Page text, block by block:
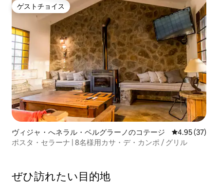
ゲストチョイス
ゲストチョイス
ヴィジャ・へネラル・ベルグラーノのコテージ レビュー37
4.95 (37)
ポスタ・セラーナ | 8名様用カサ・デ・カンポ / グリル
ぜひ訪⁠れ⁠た⁠い目⁠的⁠地